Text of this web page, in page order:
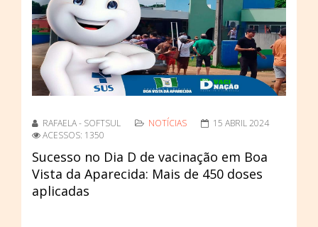
RAFAELA - SOFTSUL NOTÍCIAS
15 ABRIL 2024
ACESSOS: 1350
Sucesso no Dia D de vacinação em Boa
Vista da Aparecida: Mais de 450 doses
aplicadas